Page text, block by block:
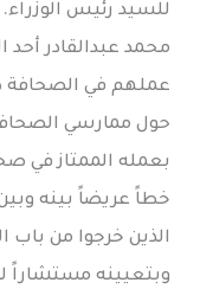
للسيد رئيس الوزراء.
محمد عبدالقادر أحد
عملهم في الصحافة
حول ممارسي
بعمله الممتاز في
خطاً عريضاً بينه
الذين خرجوا من باب
وبتعيينه مستشاراً